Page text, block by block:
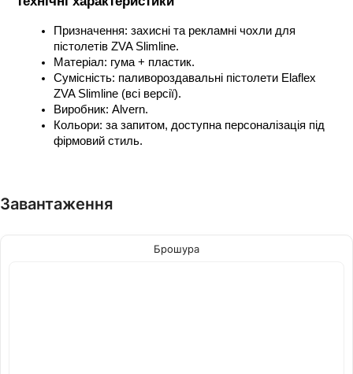
Призначення: захисні та рекламні чохли для
пістолетів ZVA Slimline.
Матеріал: гума + пластик.
Сумісність: паливороздавальні пістолети Elaflex
ZVA Slimline (всі версії).
Виробник: Alvern.
Кольори: за запитом, доступна персоналізація під
фірмовий стиль.
Завантаження
Брошура